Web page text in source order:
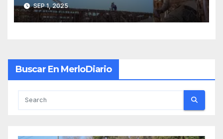
SEP 1, 2025
Buscar En MerloDiario